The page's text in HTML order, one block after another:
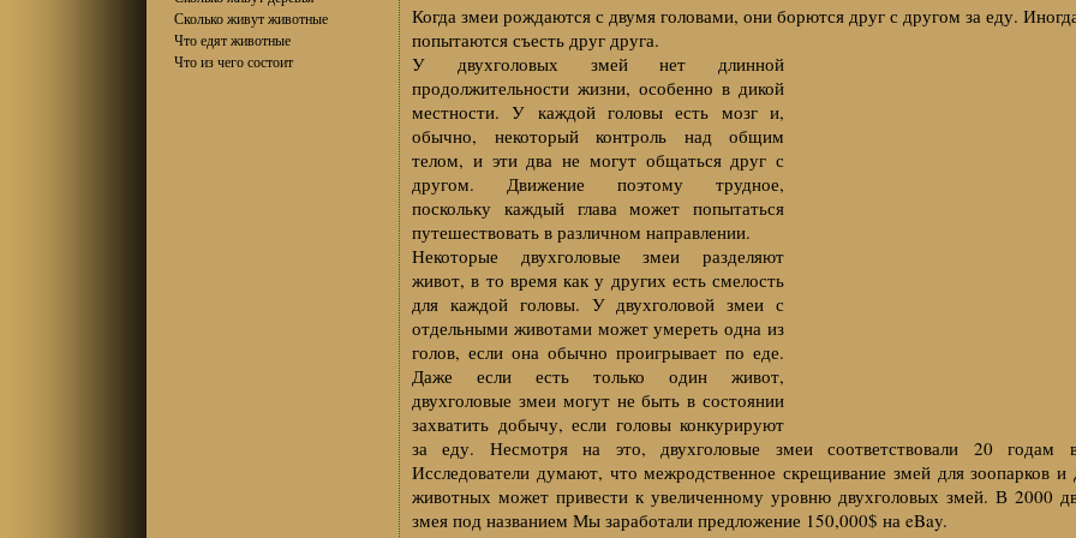
Сколько живут животные
Что едят животные
Что из чего состоит
Когда змеи рождаются с двумя головами, они борются друг с другом за еду.
попытаются съесть друг друга.
У двухголовых змей нет длинной
продолжительности жизни, особенно в дикой
местности. У каждой головы есть мозг и,
обычно, некоторый контроль над общим
телом, и эти два не могут общаться друг с
другом. Движение поэтому трудное,
поскольку каждый глава может попытаться
путешествовать в различном направлении.
Некоторые двухголовые змеи разделяют
живот, в то время как у других есть смелость
для каждой головы. У двухголовой змеи с
отдельными животами может умереть одна из
голов, если она обычно проигрывает по еде.
Даже если есть только один живот,
двухголовые змеи могут не быть в состоянии
захватить добычу, если головы конкурируют
за еду. Несмотря на это, двухголовые змеи соответствовали 20 годам
Исследователи думают, что межродственное скрещивание змей для зоопарков
животных может привести к увеличенному уровню двухголовых змей. В 2000
змея под названием Мы заработали предложение 150,000$ на eBay.